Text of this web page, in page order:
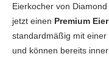
Eierkocher von
jetzt einen Premium
standardmäßig mit
und können bereits